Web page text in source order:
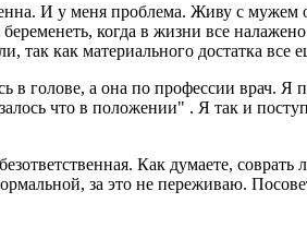
И у меня проблема. Живу с мужем
когда в жизни все
так как материального достатка все
голове, а она по профессии врач. Я
что в положении" . Я так и
Как думаете,
за это не переживаю.